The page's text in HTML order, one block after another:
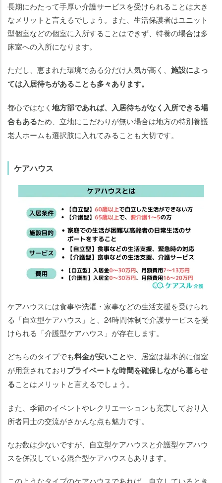
長期にわたって手厚い介護サービスを受けられることは大き
なメリットと言えるでしょう。また、生活保護者はユニット
型個室などの個室に入所することはできず、特養の場合は多
床室への入所になります。
ただし、恵まれた環境である分だけ人気が高く、 施設によっ
ては入居待ちがあることも多々あります。
都心ではなく 地方部であれば、入居待ちがなく入所できる場
合もあるため、立地にこだわりが無い場合は地方の特別養護
老人ホームも選択肢に入れてみることも大切です。
ケアハウス
ケアハウスには食事や洗濯・家事などの生活支援を受けられ
る「自立型ケアハウス」と、24時間体制で介護サービスを受
けられる「介護型ケアハウス」が存在します。
どちらのタイプでも料金が安いことや、居室は基本的に個室
が用意されておりプライベートな時間を確保しながら暮らせ
ることはメリットと言えるでしょう。
また、季節のイベントやレクリエーションも充実しており入
所者同士の交流がさかんな点も魅力です。
なお数は少ないですが、自立型ケアハウスと介護型ケアハウ
スを併設している混合型ケアハウスもあります。
このようなタイプのケアハウスであれば、自立しているとき